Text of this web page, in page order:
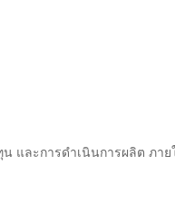
และการดำเนินการผลิต ภา